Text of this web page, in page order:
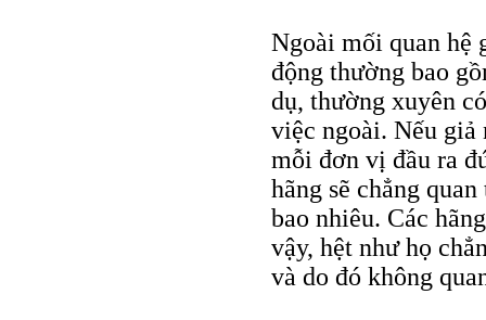
Ngoài mối quan hệ
động thường bao
dụ, thường xuyên
việc ngoài. Nếu giả
mỗi đơn vị đầu ra
hãng sẽ chẳng
bao nhiêu. Các
vậy, hệt như họ
và do đó không